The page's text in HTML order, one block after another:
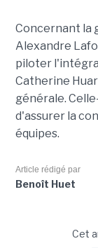
Concernant la
Alexandre
piloter
Catherine
générale.
d'assurer la
équipes.
Article rédigé par
Benoît Huet
Cet